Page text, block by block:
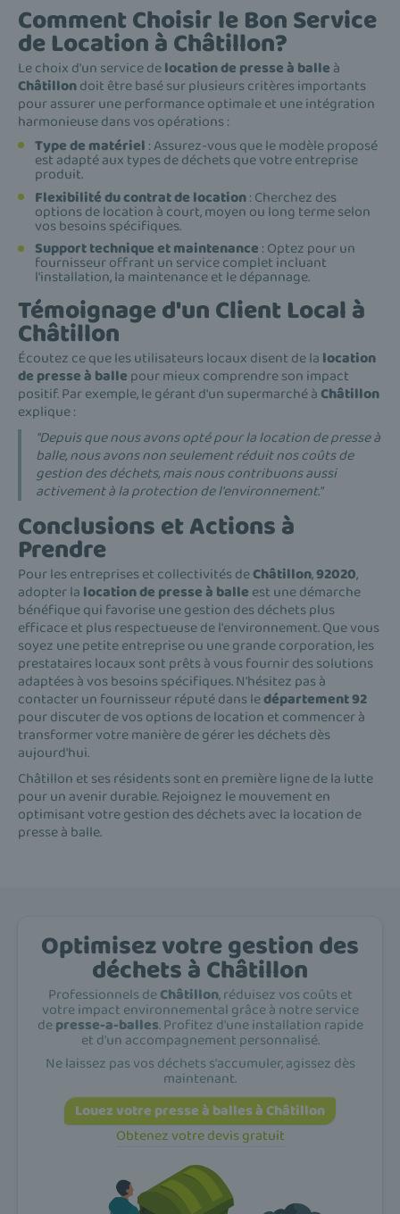
Comment Choisir le Bon Service
de Location à Châtillon?
Le choix d'un service delocation de presse à balle à
Châtillondoit être basé sur plusieurs critères importants
pour assurer une performance optimale et une intégration
harmonieuse dans vos opérations :
Type de matériel : Assurez-vous que le modèle proposé
est adapté aux types de déchets que votre entreprise
produit.
Flexibilité du contrat de location: Cherchez des
options de location à court, moyen ou long terme selon
vos besoins spécifiques.
Support technique et maintenance : Optez pour un
fournisseur offrant un service complet incluant
l'installation, la maintenance et le dépannage.
Témoignage d'un Client Local à
Châtillon
Écoutez ce que les utilisateurs locaux disent de la location
de presse à balle pour mieux comprendre son impact
positif. Par exemple, le gérant d'un supermarché àChâtillon
explique :
"Depuis que nous avons opté pour la location de presse à
balle, nous avons non seulement réduit nos coûts de
gestion des déchets, mais nous contribuons aussi
activement à la protection de l'environnement."
Conclusions et Actions à
Prendre
Pour les entreprises et collectivités deChâtillon,92020,
adopter la location de presse à balle est une démarche
bénéfique qui favorise une gestion des déchets plus
efficace et plus respectueuse de l'environnement. Que vous
soyez une petite entreprise ou une grande corporation, les
prestataires locaux sont prêts à vous fournir des solutions
adaptées à vos besoins spécifiques. N'hésitez pas à
contacter un fournisseur réputé dans ledépartement 92
pour discuter de vos options de location et commencer à
transformer votre manière de gérer les déchets dès
aujourd'hui.
Châtillon et ses résidents sont en première ligne de la lutte
pour un avenir durable. Rejoignez le mouvement en
optimisant votre gestion des déchets avec la location de
presse à balle.
Optimisez votre gestion des
déchets à Châtillon
Professionnels deChâtillon, réduisez vos coûts et
votre impact environnemental grâce à notre service
depresse-a-balles. Profitez d'une installation rapide
et d'un accompagnement personnalisé.
Ne laissez pas vos déchets s'accumuler, agissez dès
maintenant.
Louez votre presse à balles à Châtillon
Obtenez votre devis gratuit